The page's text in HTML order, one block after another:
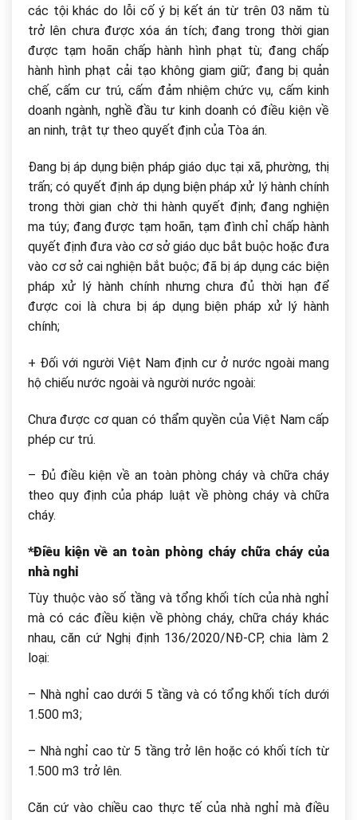
các tội khác do lỗi cố ý bị kết án từ trên 03 năm tù
trở lên chưa được xóa án tích; đang trong thời gian
được tạm hoãn chấp hành hình phạt tù; đang chấp
hành hình phạt cải tạo không giam giữ; đang bị quản
chế, cấm cư trú, cấm đảm nhiệm chức vụ, cấm kinh
doanh ngành, nghề đầu tư kinh doanh có điều kiện về
an ninh, trật tự theo quyết định của Tòa án.
Đang bị áp dụng biện pháp giáo dục tại xã, phường, thị
trấn; có quyết định áp dụng biện pháp xử lý hành chính
trong thời gian chờ thi hành quyết định; đang nghiện
ma túy; đang được tạm hoãn, tạm đình chỉ chấp hành
quyết định đưa vào cơ sở giáo dục bắt buộc hoặc đưa
vào cơ sở cai nghiện bắt buộc; đã bị áp dụng các biện
pháp xử lý hành chính nhưng chưa đủ thời hạn để
được coi là chưa bị áp dụng biện pháp xử lý hành
chính;
+ Đối với người Việt Nam định cư ở nước ngoài mang
hộ chiếu nước ngoài và người nước ngoài:
Chưa được cơ quan có thẩm quyền của Việt Nam cấp
phép cư trú.
– Đủ điều kiện về an toàn phòng cháy và chữa cháy
theo quy định của pháp luật về phòng cháy và chữa
cháy.
*Điều kiện về an toàn phòng cháy chữa cháy của
nhà nghỉ
Tùy thuộc vào số tầng và tổng khối tích của nhà nghỉ
mà có các điều kiện về phòng cháy, chữa cháy khác
nhau, căn cứ Nghị định 136/2020/NĐ-CP, chia làm 2
loại:
– Nhà nghỉ cao dưới 5 tầng và có tổng khối tích dưới
1.500 m3;
– Nhà nghỉ cao từ 5 tầng trở lên hoặc có khối tích từ
1.500 m3 trở lên.
Căn cứ vào chiều cao thực tế của nhà nghỉ mà điều